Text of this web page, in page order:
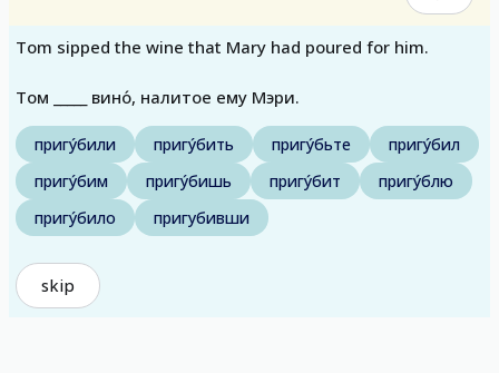
Tom sipped the wine that Mary had poured for him.
Том _____ вино́, налитое ему Мэри.
пригу́били пригу́бить пригу́бьте
пригу́бил
пригу́бим
пригу́бишь пригу́бит
пригу́блю
пригу́било
пригубивши
skip